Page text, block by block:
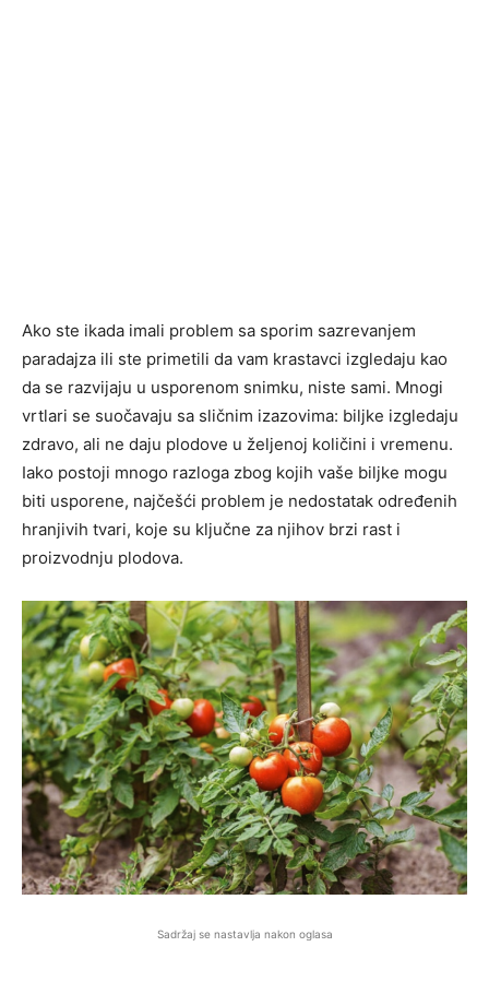
Ako ste ikada imali problem sa sporim sazrevanjem
paradajza ili ste primetili da vam krastavci izgledaju kao
da se razvijaju u usporenom snimku, niste sami. Mnogi
vrtlari se suočavaju sa sličnim izazovima: biljke izgledaju
zdravo, ali ne daju plodove u željenoj količini i vremenu.
Iako postoji mnogo razloga zbog kojih vaše biljke mogu
biti usporene, najčešći problem je nedostatak određenih
hranjivih tvari, koje su ključne za njihov brzi rast i
proizvodnju plodova.
Sadržaj se nastavlja nakon oglasa